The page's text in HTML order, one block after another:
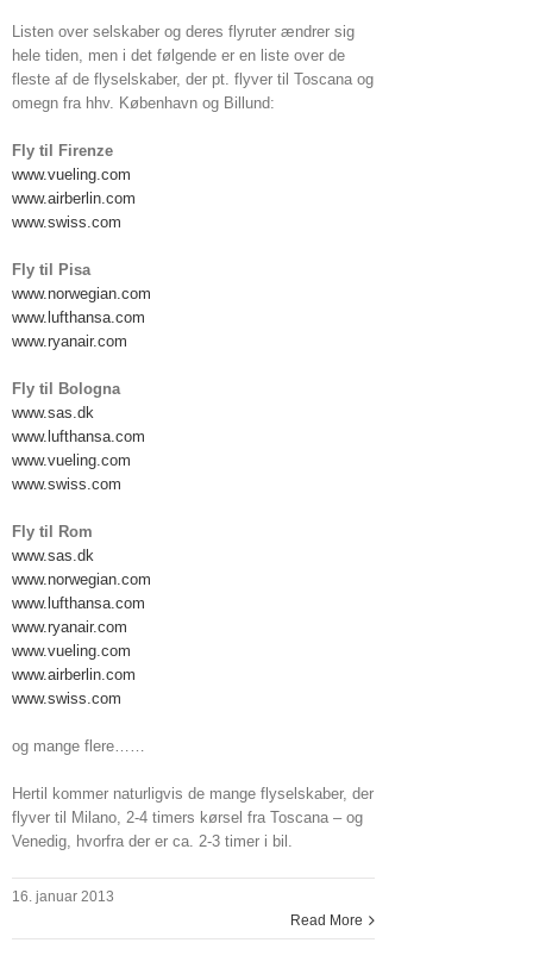
Listen over selskaber og deres flyruter ændrer sig
hele tiden, men i det følgende er en liste over de
fleste af de flyselskaber, der pt. flyver til Toscana og
omegn fra hhv. København og Billund:
Fly til Firenze
www.vueling.com
www.airberlin.com
www.swiss.com
Fly til Pisa
www.norwegian.com
www.lufthansa.com
www.ryanair.com
Fly til Bologna
www.sas.dk
www.lufthansa.com
www.vueling.com
www.swiss.com
Fly til Rom
www.sas.dk
www.norwegian.com
www.lufthansa.com
www.ryanair.com
www.vueling.com
www.airberlin.com
www.swiss.com
og mange flere……
Hertil kommer naturligvis de mange flyselskaber, der
flyver til Milano, 2-4 timers kørsel fra Toscana – og
Venedig, hvorfra der er ca. 2-3 timer i bil.
16. januar 2013
Read More